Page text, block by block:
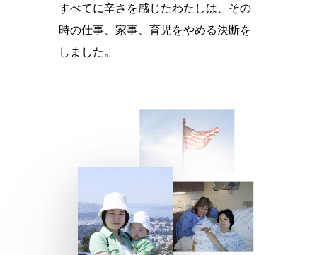
すべてに辛さを感じたわたしは、その
時の仕事、家事、育児をやめる決断を
しました。